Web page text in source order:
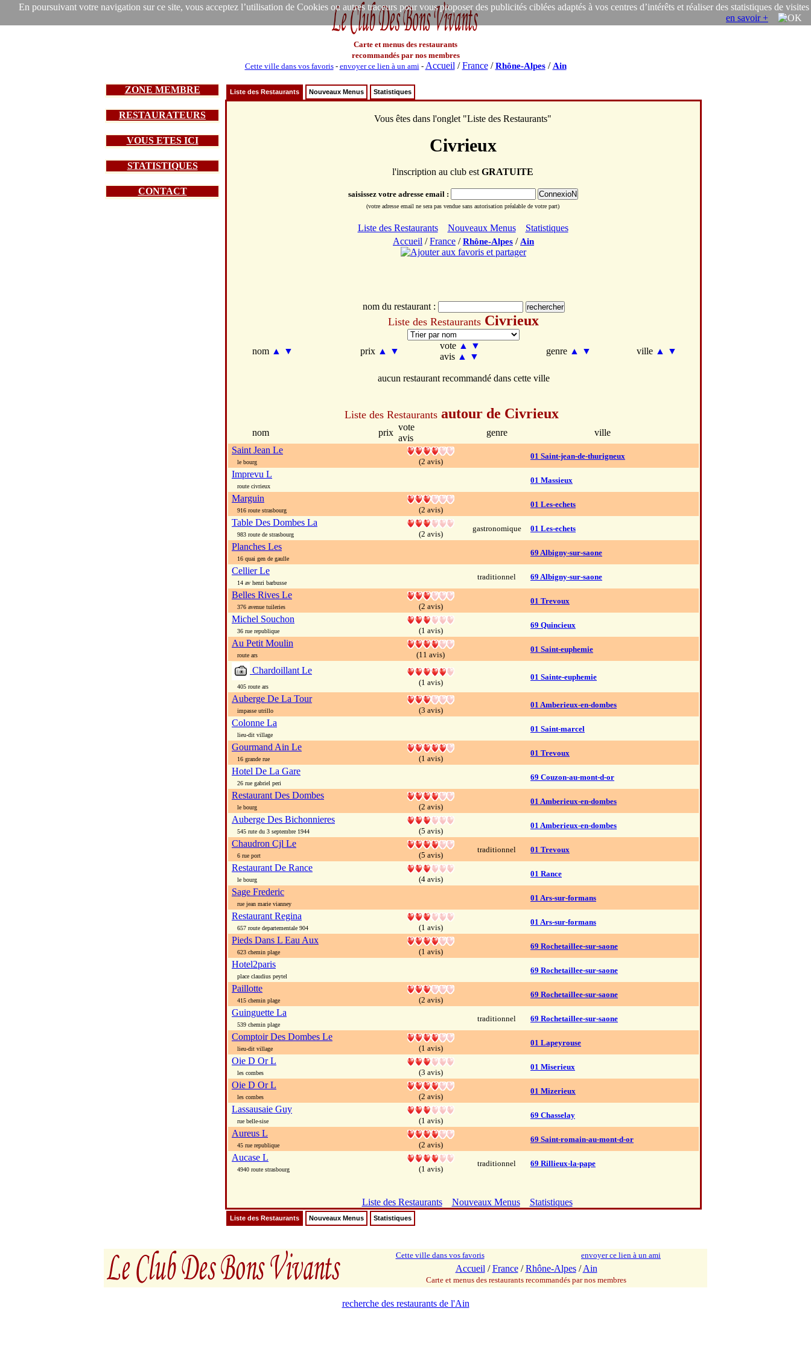
En poursuivant votre navigation sur ce site, vous acceptez l’utilisation de Cookies ou autres traceurs pour vous proposer des publicités ciblées adaptés à vos centres d’intérêts et réaliser des statistiques de visites
en savoir +
Carte et menus des restaurants
recommandés par nos membres
Cette ville dans vos favoris- envoyer ce lien à un ami- Accueil /France/Rhône-Alpes/ Ain
ZONE MEMBRE
RESTAURATEURS
VOUS ETES ICI
STATISTIQUES
CONTACT
Liste des Restaurants Nouveaux Menus Statistiques
Vous êtes dans l'onglet "Liste des Restaurants"
Civrieux
l'inscription au club est GRATUITE
saisissez votre adresse email :
(votre adresse email ne sera pas vendue sans autorisation préalable de votre part)
Liste des Restaurants Nouveaux Menus
Statistiques
Accueil /France /Rhône-Alpes / Ain
nom du restaurant :
Liste des Restaurants Civrieux
nom ▲ ▼ prix ▲ ▼
vote ▲
▼
avis ▲ ▼
genre ▲ ▼ ville ▲ ▼
aucun restaurant recommandé dans cette ville
Liste des Restaurants autour de Civrieux
nom prix
vote
avis
genre
ville
Saint Jean Le
le bourg (2 avis)
01 Saint-jean-de-thurigneux
Imprevu L
route civrieux
01 Massieux
Marguin
916 route strasbourg (2 avis)
01 Les-echets
Table Des Dombes La
983 route de strasbourg (2 avis)
gastronomique 01 Les-echets
Planches Les
16 quai gen de gaulle
69 Albigny-sur-saone
Cellier Le
14 av henri barbusse
traditionnel 69 Albigny-sur-saone
Belles Rives Le
376 avenue tuileries (2 avis)
01 Trevoux
Michel Souchon
36 rue republique (1 avis)
69 Quincieux
Au Petit Moulin
route ars (11 avis)
01 Saint-euphemie
Chardoillant Le
405 route ars (1 avis)
01 Sainte-euphemie
Auberge De La Tour
impasse utrillo (3 avis)
01 Amberieux-en-dombes
Colonne La
lieu-dit village
01 Saint-marcel
Gourmand Ain Le
16 grande rue (1 avis)
01 Trevoux
Hotel De La Gare
26 rue gabriel peri
69 Couzon-au-mont-d-or
Restaurant Des Dombes
le bourg (2 avis)
01 Amberieux-en-dombes
Auberge Des Bichonnieres
545 rute du 3 septembre 1944 (5 avis)
01 Amberieux-en-dombes
Chaudron Cjl Le
6 rue port (5 avis)
traditionnel 01 Trevoux
Restaurant De Rance
le bourg (4 avis)
01 Rance
Sage Frederic
rue jean marie vianney
01 Ars-sur-formans
Restaurant Regina
657 route departementale 904 (1 avis)
01 Ars-sur-formans
Pieds Dans L Eau Aux
623 chemin plage (1 avis)
69 Rochetaillee-sur-saone
Hotel2paris
place claudius peytel
69 Rochetaillee-sur-saone
Paillotte
415 chemin plage (2 avis)
69 Rochetaillee-sur-saone
Guinguette La
539 chemin plage
traditionnel 69 Rochetaillee-sur-saone
Comptoir Des Dombes Le
lieu-dit village (1 avis)
01 Lapeyrouse
Oie D Or L
les combes (3 avis)
01 Miserieux
Oie D Or L
les combes (2 avis)
01 Mizerieux
Lassausaie Guy
rue belle-sise (1 avis)
69 Chasselay
Aureus L
45 rue republique (2 avis)
69 Saint-romain-au-mont-d-or
Aucase L
4940 route strasbourg (1 avis)
traditionnel 69 Rillieux-la-pape
Liste des Restaurants Nouveaux Menus Statistiques
Liste des Restaurants Nouveaux Menus Statistiques
Cette ville dans vos favoris envoyer ce lien à un ami
Accueil /France/Rhône-Alpes/Ain
Carte et menus des restaurants recommandés par nos membres
recherche des restaurants de l'Ain